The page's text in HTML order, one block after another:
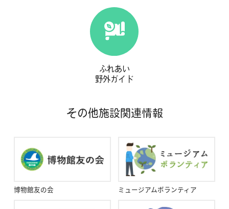
ふれあい
野外ガイド
に博物館までご連絡
をお願いいたします。な
お、連絡なしでのキャンセルが続く場合には、
次回以降に申し込まれた際に、参加確認のため
のご連絡をさせていただくことがあります。
その他施設関連情報
博物館友の会 ミュージアムボランティア